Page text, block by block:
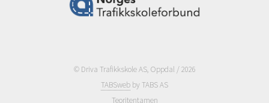
© Driva Trafikkskole AS, Oppdal / 2026
TABSweb by TABS AS
Teoritentamen